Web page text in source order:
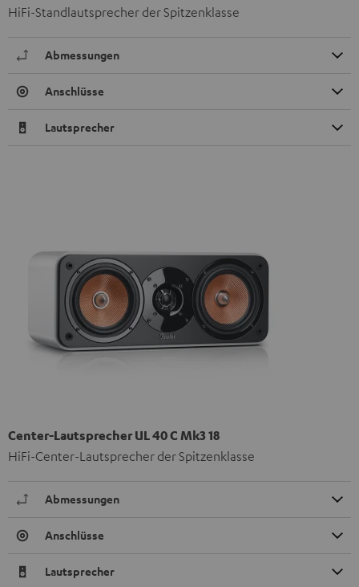
HiFi-Standlautsprecher der Spitzenklasse
Abmessungen
Anschlüsse
Lautsprecher
Center-Lautsprecher UL 40 C Mk3 18
HiFi-Center-Lautsprecher der Spitzenklasse
Abmessungen
Anschlüsse
Lautsprecher